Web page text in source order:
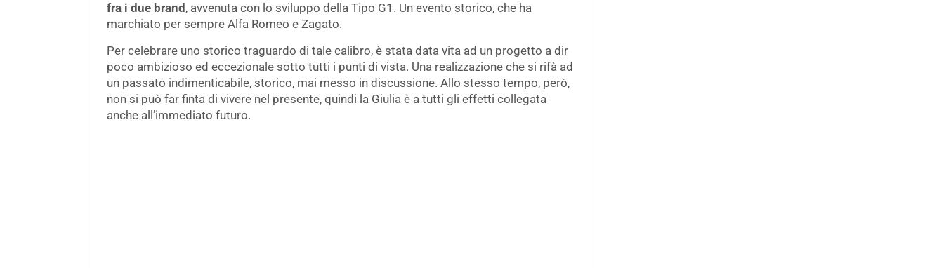
fra i due brand , avvenuta con lo sviluppo della Tipo G1. Un evento storico, che ha
marchiato per sempre Alfa Romeo e Zagato.
Per celebrare uno storico traguardo di tale calibro, è stata data vita ad un progetto a dir
poco ambizioso ed eccezionale sotto tutti i punti di vista. Una realizzazione che si rifà ad
un passato indimenticabile, storico, mai messo in discussione. Allo stesso tempo, però,
non si può far finta di vivere nel presente, quindi la Giulia è a tutti gli effetti collegata
anche all’immediato futuro.